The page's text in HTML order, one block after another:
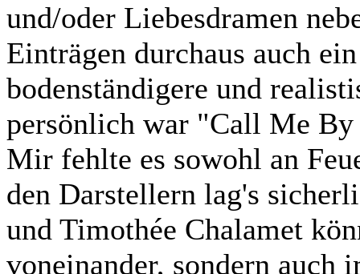
und/oder Liebesdramen
Einträgen durchaus auch
bodenständigere und
persönlich war "Call Me
Mir fehlte es sowohl an
den Darstellern lag's
und Timothée Chalamet
voneinander, sondern auch